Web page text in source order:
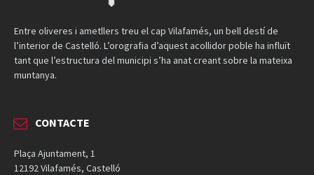
Entre oliveres i ametllers treu el cap Vilafamés, un bell destí de
l’interior de Castelló. L’orografia d’aquest acollidor poble ha influït
tant que l’estructura del municipi s’ha anat creant sobre la mateixa
muntanya.
CONTACTE
Plaça Ajuntament, 1
12192 Vilafamés, Castelló